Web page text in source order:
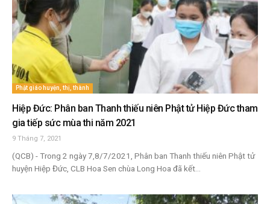
Phật giáo huyện, thị, thành
Hiệp Đức: Phân ban Thanh thiếu niên Phật tử Hiệp Đức tham
gia tiếp sức mùa thi năm 2021
9 Tháng 7, 2021
(QCB) - Trong 2 ngày 7,8/7/2021, Phân ban Thanh thiếu niên Phật tử
huyện Hiệp Đức, CLB Hoa Sen chùa Long Hoa đã kết...